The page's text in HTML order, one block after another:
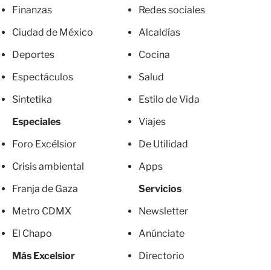
Finanzas
Ciudad de México
Deportes
Espectáculos
Sintetika
Especiales
Foro Excélsior
Crisis ambiental
Franja de Gaza
Metro CDMX
El Chapo
Más Excelsior
Redes sociales
Alcaldías
Cocina
Salud
Estilo de Vida
Viajes
De Utilidad
Apps
Servicios
Newsletter
Anúnciate
Directorio